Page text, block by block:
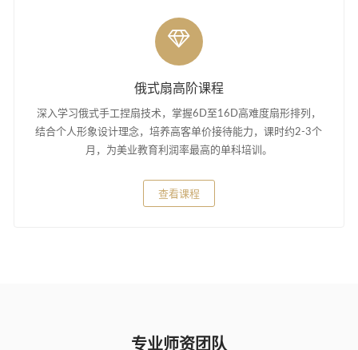
俄式扇高阶课程
深入学习俄式手工捏扇技术，掌握6D至16D高难度扇形排列，
结合个人形象设计理念，培养高客单价接待能力，课时约2-3个
月，为美业教育利润率最高的单科培训。
查看课程
专业师资团队